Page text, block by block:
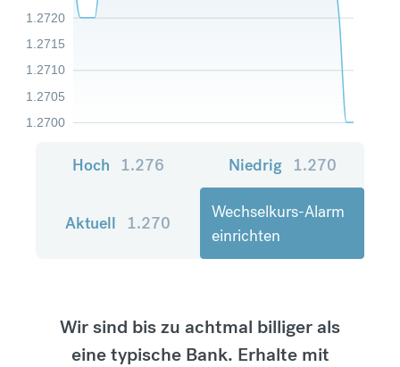
1.2700
1.2705
1.2710
1.2715
1.2720
Hoch 1.276 Niedrig 1.270
Aktuell 1.270
Wechselkurs-Alarm
einrichten
Wir sind bis zu achtmal billiger als
eine typische Bank. Erhalte mit